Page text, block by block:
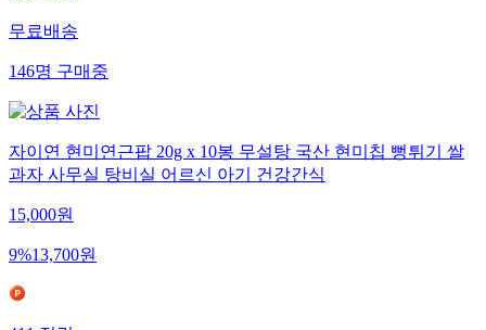
무료배송
146명구매중
자이연 현미연근팝 20g x 10봉 무설탕 국산 현미칩 뻥튀기 쌀
과자 사무실 탕비실 어르신 아기 건강간식
15,000원
9%13,700원